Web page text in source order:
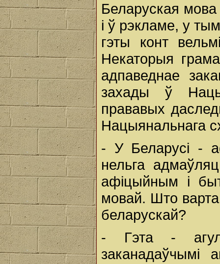
Беларуская
і ў рэкламе, у
гэты конт
Некаторыя
адпаведнае
захады ў
прававых
Нацыянальнага
- У Беларусі -
нельга
афіцыйным і
мовай. Што варта
беларускай?
- Гэта -
заканадаўчымі